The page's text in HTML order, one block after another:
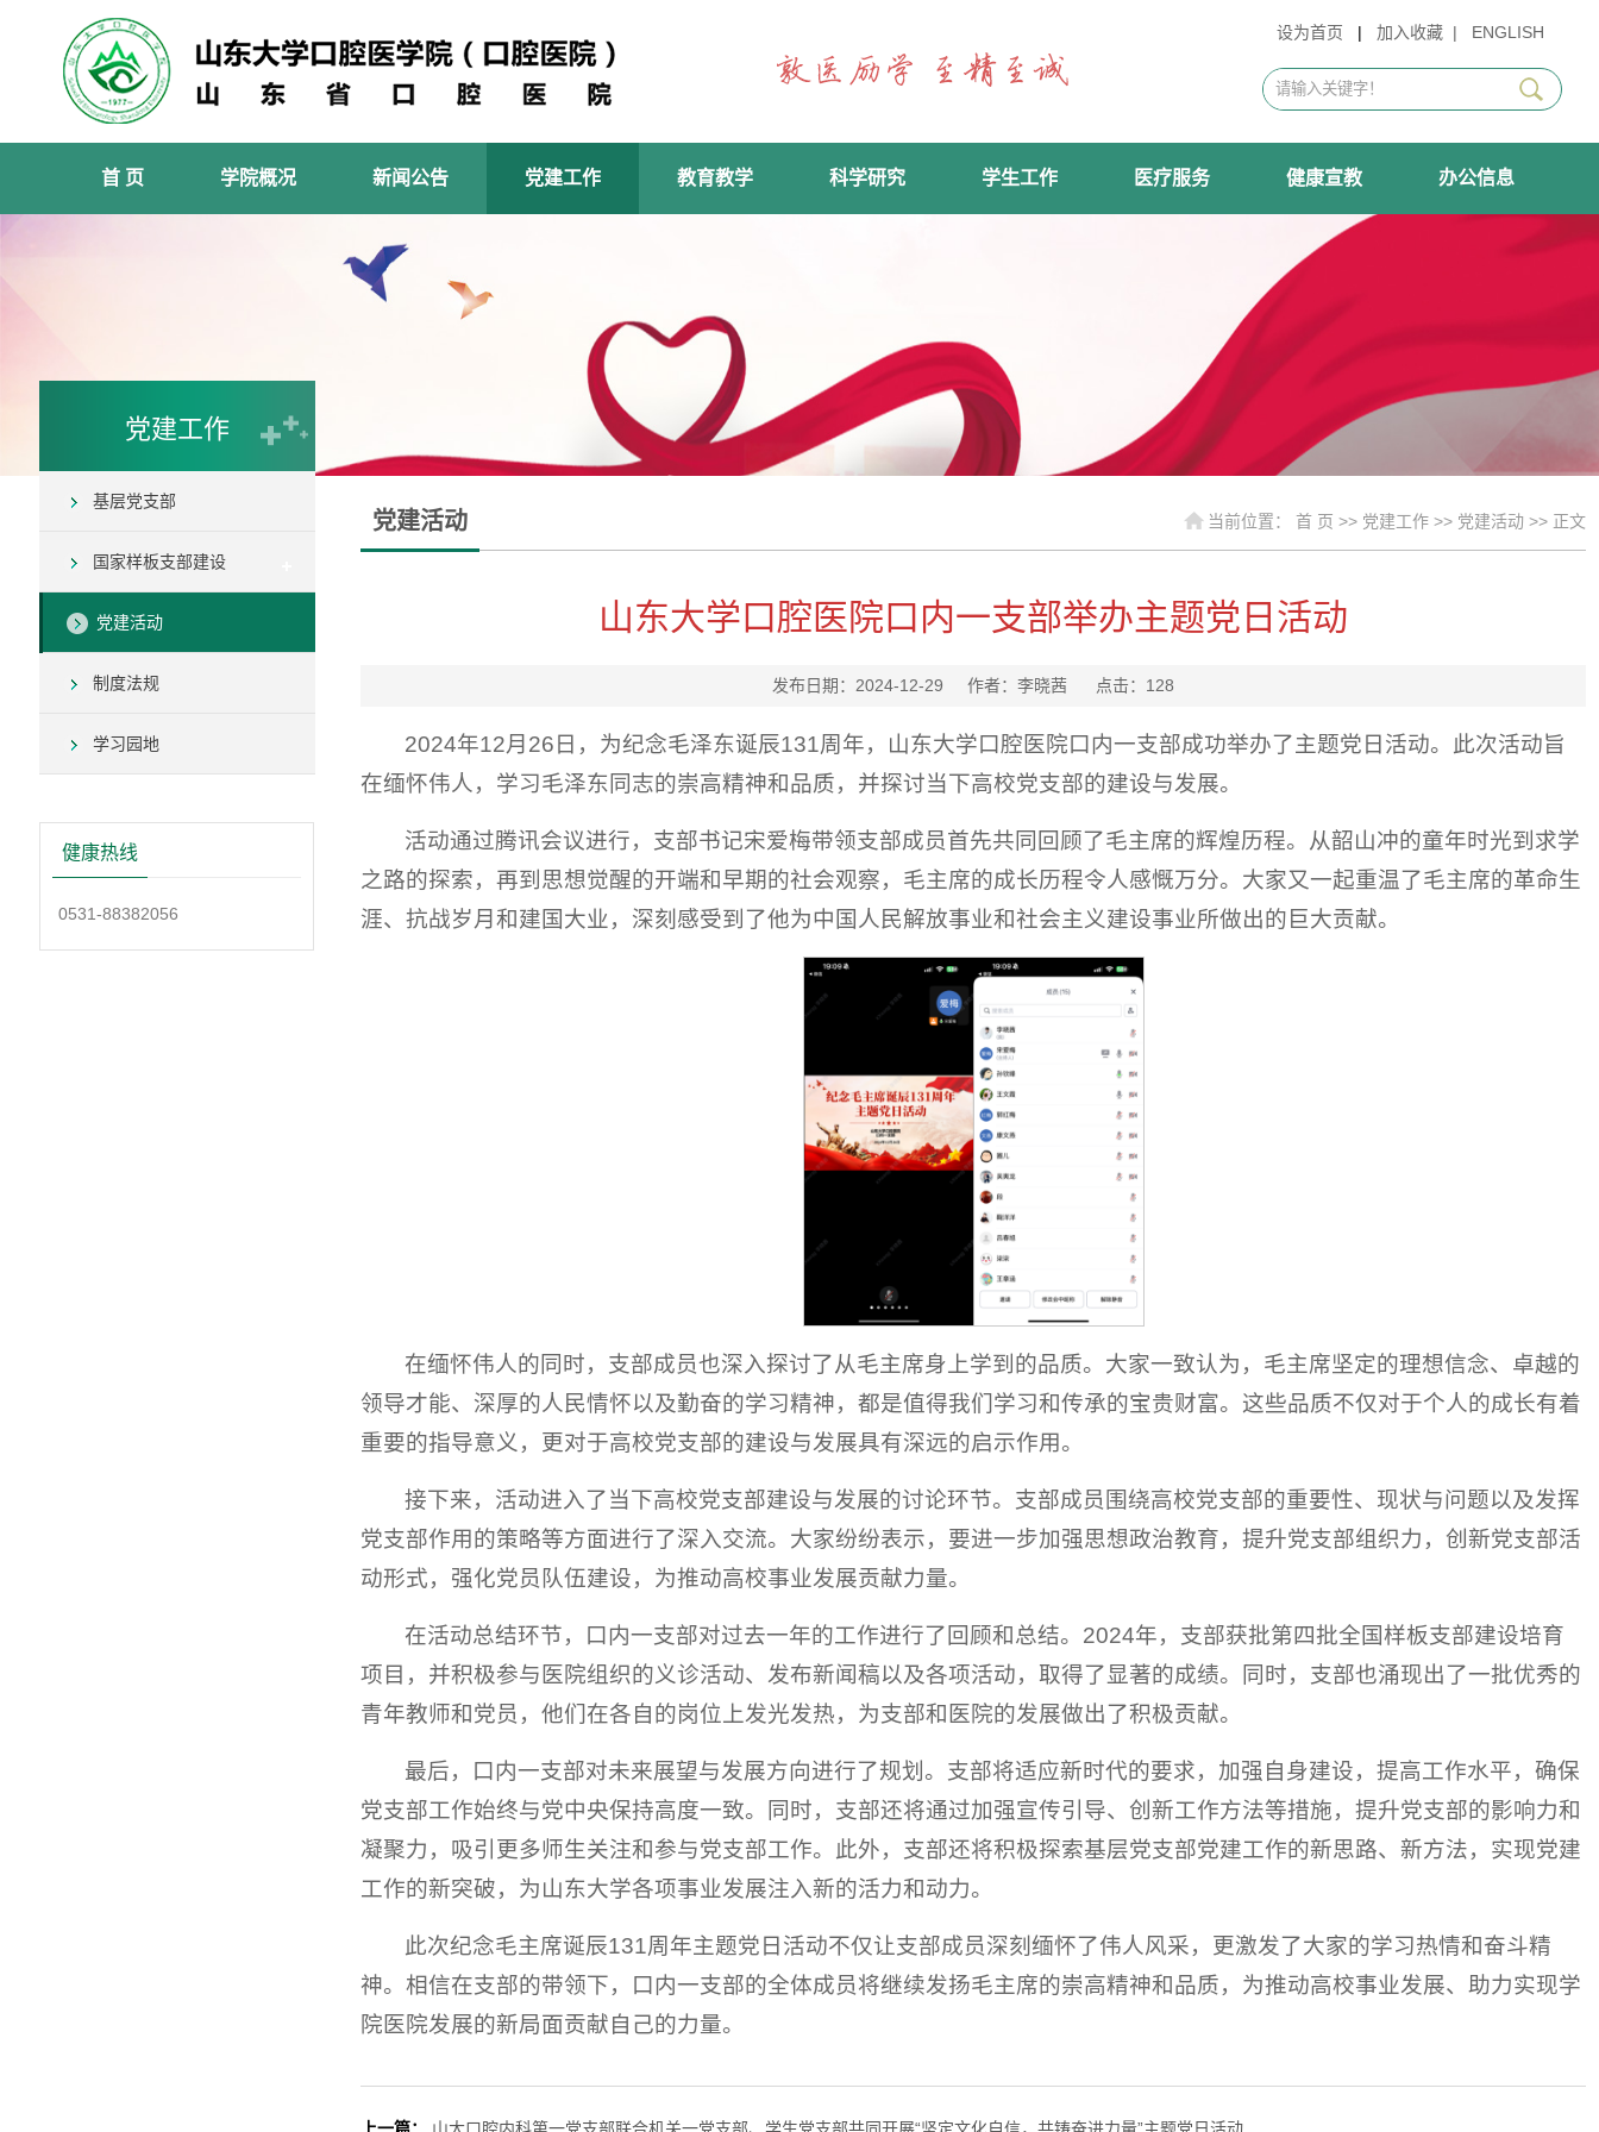
设为首页 | 加入收藏 | ENGLISH
首 页 学院概况 新闻公告 党建工作 教育教学 科学研究 学生工作 医疗服务 健康宣教 办公信息
党建工作
基层党支部
国家样板支部建设
党建活动
制度法规
学习园地
健康热线
0531-88382056
党建活动 当前位置： 首 页 >> 党建工作 >> 党建活动 >> 正文
山东大学口腔医院口内一支部举办主题党日活动
发布日期：2024-12-29 作者：李晓茜 点击： 128
2024年12月26日，为纪念毛泽东诞辰131周年，山东大学口腔医院口内一支部成功举办了主题党日活动。此次活动旨
在缅怀伟人，学习毛泽东同志的崇高精神和品质，并探讨当下高校党支部的建设与发展。
活动通过腾讯会议进行，支部书记宋爱梅带领支部成员首先共同回顾了毛主席的辉煌历程。从韶山冲的童年时光到求学
之路的探索，再到思想觉醒的开端和早期的社会观察，毛主席的成长历程令人感慨万分。大家又一起重温了毛主席的革命生
涯、抗战岁月和建国大业，深刻感受到了他为中国人民解放事业和社会主义建设事业所做出的巨大贡献。
在缅怀伟人的同时，支部成员也深入探讨了从毛主席身上学到的品质。大家一致认为，毛主席坚定的理想信念、卓越的
领导才能、深厚的人民情怀以及勤奋的学习精神，都是值得我们学习和传承的宝贵财富。这些品质不仅对于个人的成长有着
重要的指导意义，更对于高校党支部的建设与发展具有深远的启示作用。
接下来，活动进入了当下高校党支部建设与发展的讨论环节。支部成员围绕高校党支部的重要性、现状与问题以及发挥
党支部作用的策略等方面进行了深入交流。大家纷纷表示，要进一步加强思想政治教育，提升党支部组织力，创新党支部活
动形式，强化党员队伍建设，为推动高校事业发展贡献力量。
在活动总结环节，口内一支部对过去一年的工作进行了回顾和总结。2024年，支部获批第四批全国样板支部建设培育
项目，并积极参与医院组织的义诊活动、发布新闻稿以及各项活动，取得了显著的成绩。同时，支部也涌现出了一批优秀的
青年教师和党员，他们在各自的岗位上发光发热，为支部和医院的发展做出了积极贡献。
最后，口内一支部对未来展望与发展方向进行了规划。支部将适应新时代的要求，加强自身建设，提高工作水平，确保
党支部工作始终与党中央保持高度一致。同时，支部还将通过加强宣传引导、创新工作方法等措施，提升党支部的影响力和
凝聚力，吸引更多师生关注和参与党支部工作。此外，支部还将积极探索基层党支部党建工作的新思路、新方法，实现党建
工作的新突破，为山东大学各项事业发展注入新的活力和动力。
此次纪念毛主席诞辰131周年主题党日活动不仅让支部成员深刻缅怀了伟人风采，更激发了大家的学习热情和奋斗精
神。相信在支部的带领下，口内一支部的全体成员将继续发扬毛主席的崇高精神和品质，为推动高校事业发展、助力实现学
院医院发展的新局面贡献自己的力量。